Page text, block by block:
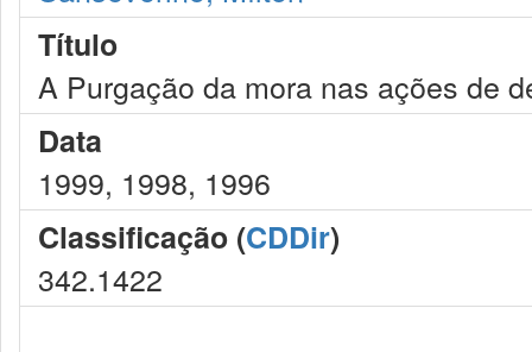
Título
A Purgação da mora nas ações de
Data
1999, 1998, 1996
Classificação (CDDir)
342.1422